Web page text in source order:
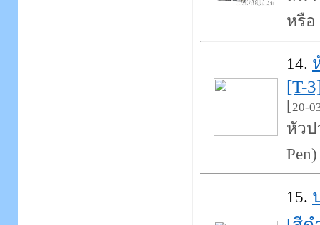
หรือ
14.
[T-
[20-
หัวป
15.